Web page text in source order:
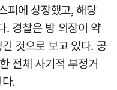
피에 상장했고, 해당
. 경찰은 방 의장이 약
것으로 보고 있다. 공
전체 사기적 부정거
.